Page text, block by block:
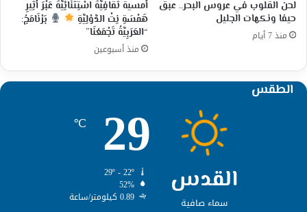
لحن القلوب في عروس البحر.. عبق
حيفا ونكهات الجليل
منذ 7 أيام
أمسية ثقَافِيَّةٌ اسْتِثْنَائِيَّةٌ عَبْرَ أَثِيرِ
هَمْسَةِ نِتْ الدَّوْلِيَّةِ
بَرْنَامَجُ:
“العَرَبِيَّةُ تَجْمَعُنَا”
منذ أسبوعين
الطقس
القدس
سماء صافية
29
℃
52%
0.89 كيلومتر/ساعة